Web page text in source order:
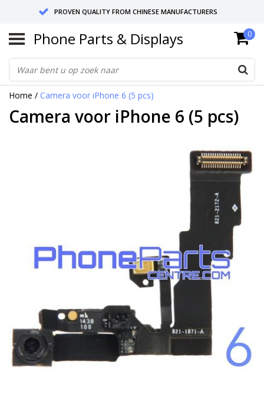
PROVEN QUALITY FROM CHINESE MANUFACTURERS
SEND RETURNS TO GERMANY OR NETHERLANDS
10 DAY SHIPPING
Phone Parts & Displays 0
Home / Camera voor iPhone 6 (5 pcs)
Camera voor iPhone 6 (5 pcs)